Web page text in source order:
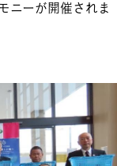
ニーが開催されま